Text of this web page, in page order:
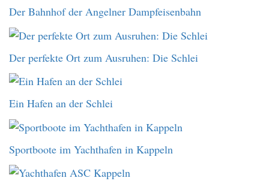
Der Bahnhof der Angelner Dampfeisenbahn
Der perfekte Ort zum Ausruhen: Die Schlei
Ein Hafen an der Schlei
Sportboote im Yachthafen in Kappeln